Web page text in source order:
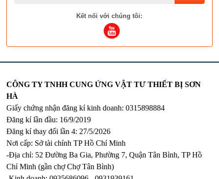
Kết nối với chúng tôi:
CÔNG TY TNHH CUNG ỨNG VẬT TƯ THIẾT BỊ SƠN
HÀ
Giấy chứng nhận đăng kí kinh doanh: 0315898884
Đăng kí lần đầu: 16/9/2019
Đăng kí thay đổi lần 4: 27/5/2026
Nơi cấp: Sở tài chính TP Hồ Chí Minh
-Địa chỉ: 52 Đường Ba Gia, Phường 7, Quận Tân Bình, TP Hồ
Chí Minh (gần chợ Chợ Tân Bình)